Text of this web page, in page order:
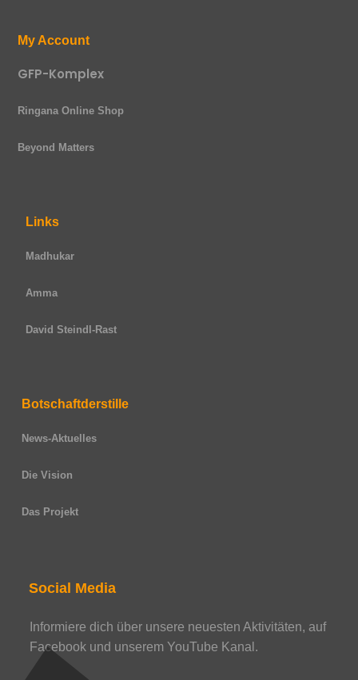
My Account
GFP-Komplex
Ringana Online Shop
Beyond Matters
Links
Madhukar
Amma
David Steindl-Rast
Botschaftderstille
News-Aktuelles
Die Vision
Das Projekt
Social Media
Informiere dich über unsere neuesten Aktivitäten, auf
Facebook und unserem YouTube Kanal.